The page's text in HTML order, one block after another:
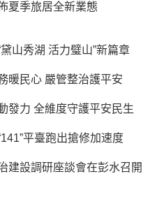
夏季旅居全新業態
山秀湖 活力璧山”新篇章
暖民心 嚴管整治護平安
發力 全維度守護平安民生
平臺跑出搶修加速度
建設調研座談會在彭水召開